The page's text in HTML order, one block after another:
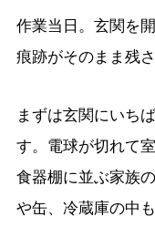
作業当日。玄関を
痕跡がそのまま残
まずは玄関にいち
す。電球が切れて
食器棚に並ぶ家族
や缶、冷蔵庫の中